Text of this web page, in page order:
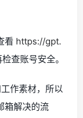
看 https://gpt.
查账号安全。
作素材，所以
箱解决的流